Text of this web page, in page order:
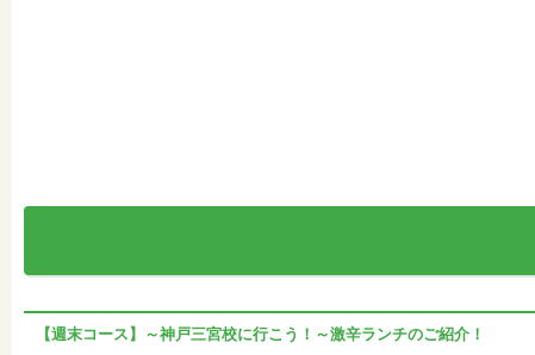
【週末コース】～神戸三宮校に行こう！～激辛ランチのご紹介！